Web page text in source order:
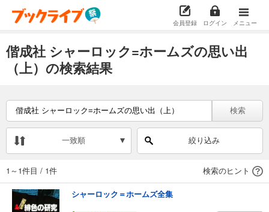
会員登録 ログイン メニュー
偕成社 シャーロック=ホームズの思い出
（上）の検索結果
検索
一致順 絞り込み
1～1件目 / 1件 検索のヒント
シャーロック＝ホームズ全集